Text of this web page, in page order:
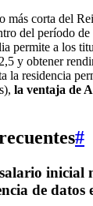
más corta del
del período
permite a los
y obtener
la residencia
la ventaja de
#
inicial
de datos